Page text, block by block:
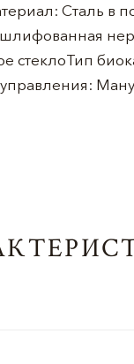
Сталь в
шлифованная
стеклоТип